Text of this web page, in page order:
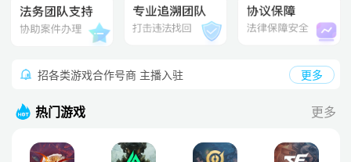
招各类游戏合作号商 主播入驻 更多
热门游戏 更多